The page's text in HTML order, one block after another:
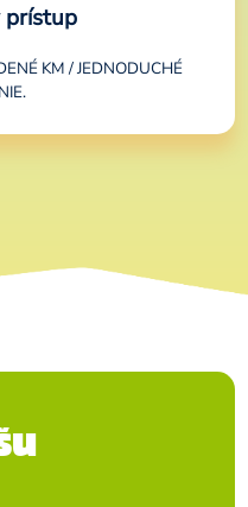
prístup
KM / JEDNODUCHÉ